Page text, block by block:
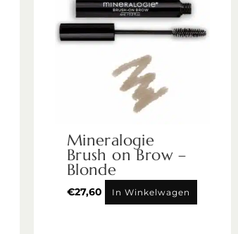
Mineralogie
Brush on Brow –
Blonde
€27,60 In Winkelwagen